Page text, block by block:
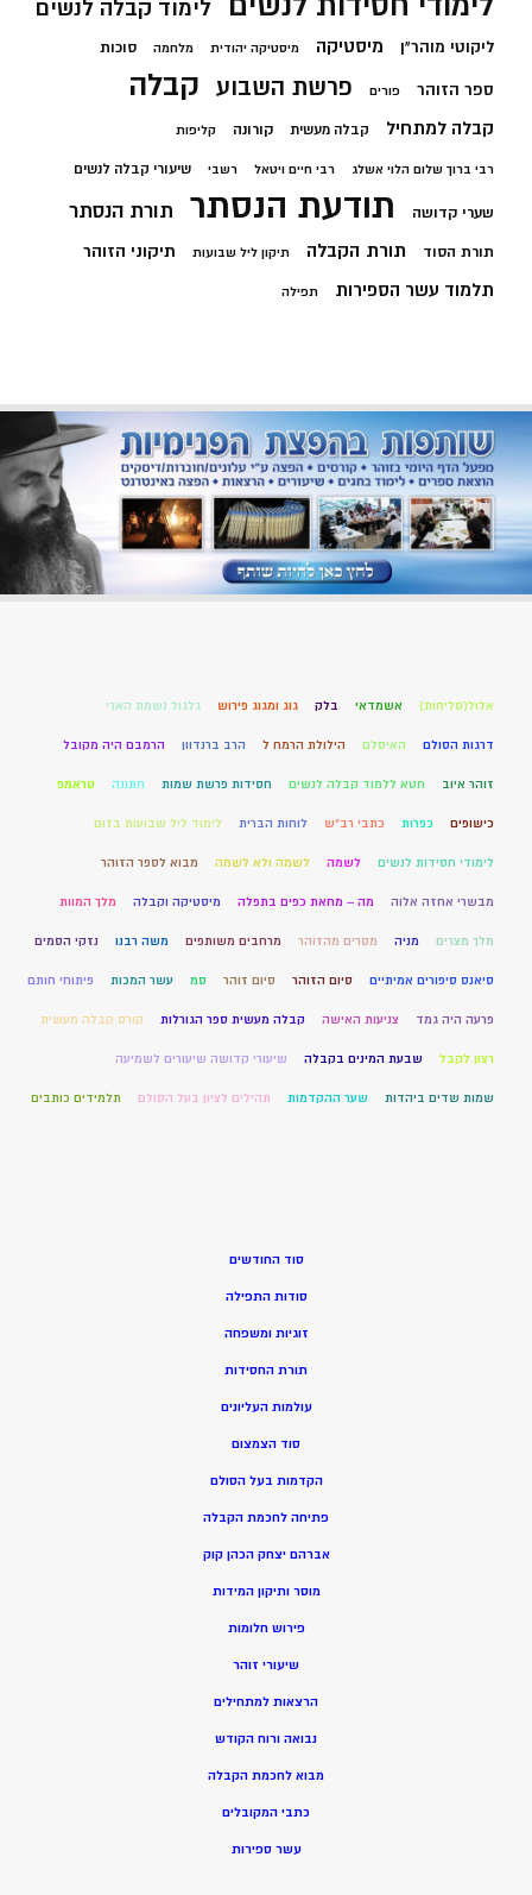
לימוד קבלה לנשים
ליקוטי מוהר"ן מיסטיקה מיסטיקה יהודית מלחמה סוכות
ספר הזוהר פורים פרשת השבוע קבלה
קבלה למתחיל קבלה מעשית קורונה קליפות
רבי ברוך שלום הלוי אשלג רבי חיים ויטאל רשבי שיעורי קבלה לנשים
שערי קדושה תודעת הנסתר תורת הנסתר
תורת הסוד תורת הקבלה תיקון ליל שבועות תיקוני הזוהר
תלמוד עשר הספירות תפילה
אלול(סליחות) אשמדאי בלק גוג ומגוג פירוש גלגול נשמת הארי
דרגות הסולם האיסלם הילולת הרמח ל הרב ברנדוון הרמבם היה מקובל
זוהר איוב חטא ללמוד קבלה לנשים חסידות פרשת שמות חתונה טראמפ
כישופים כפרות כתבי רב"ש לוחות הברית לימוד ליל שבועות בזום
לימודי חסידות לנשים לשמה לשמה ולא לשמה מבוא לספר הזוהר
מבשרי אחזה אלוה מה – מחאת כפים בתפלה מיסטיקה וקבלה מלך המוות
מלך מצרים מניה מסרים מהזוהר מרחבים משותפים משה רבנו נזקי הסמים
סיאנס סיפורים אמיתיים סיום הזוהר סיום זוהר סמ עשר המכות פיתוחי חותם
פרעה היה גמד צניעות האישה קבלה מעשית ספר הגורלות קורס קבלה מעשית
רצון לקבל שבעת המינים בקבלה שיעורי קדושה שיעורים לשמיעה
שמות שדים ביהדות שער ההקדמות תהילים לציון בעל הסולם תלמידים כותבים
סוד החודשים
סודות התפילה
זוגיות ומשפחה
תורת החסידות
עולמות העליונים
סוד הצמצום
הקדמות בעל הסולם
פתיחה לחכמת הקבלה
אברהם יצחק הכהן קוק
מוסר ותיקון המידות
פירוש חלומות
שיעורי זוהר
הרצאות למתחילים
נבואה ורוח הקודש
מבוא לחכמת הקבלה
כתבי המקובלים
עשר ספירות